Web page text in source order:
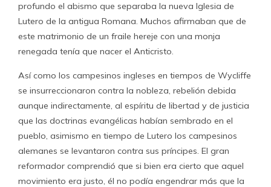
profundo el abismo que separaba la nueva Iglesia de
Lutero de la antigua Romana. Muchos afirmaban que de
este matrimonio de un fraile hereje con una monja
renegada tenía que nacer el Anticristo.
Así como los campesinos ingleses en tiempos de Wycliffe
se insurreccionaron contra la nobleza, rebelión debida
aunque indirectamente, al espíritu de libertad y de justicia
que las doctrinas evangélicas habían sembrado en el
pueblo, asimismo en tiempo de Lutero los campesinos
alemanes se levantaron contra sus príncipes. El gran
reformador comprendió que si bien era cierto que aquel
movimiento era justo, él no podía engendrar más que la